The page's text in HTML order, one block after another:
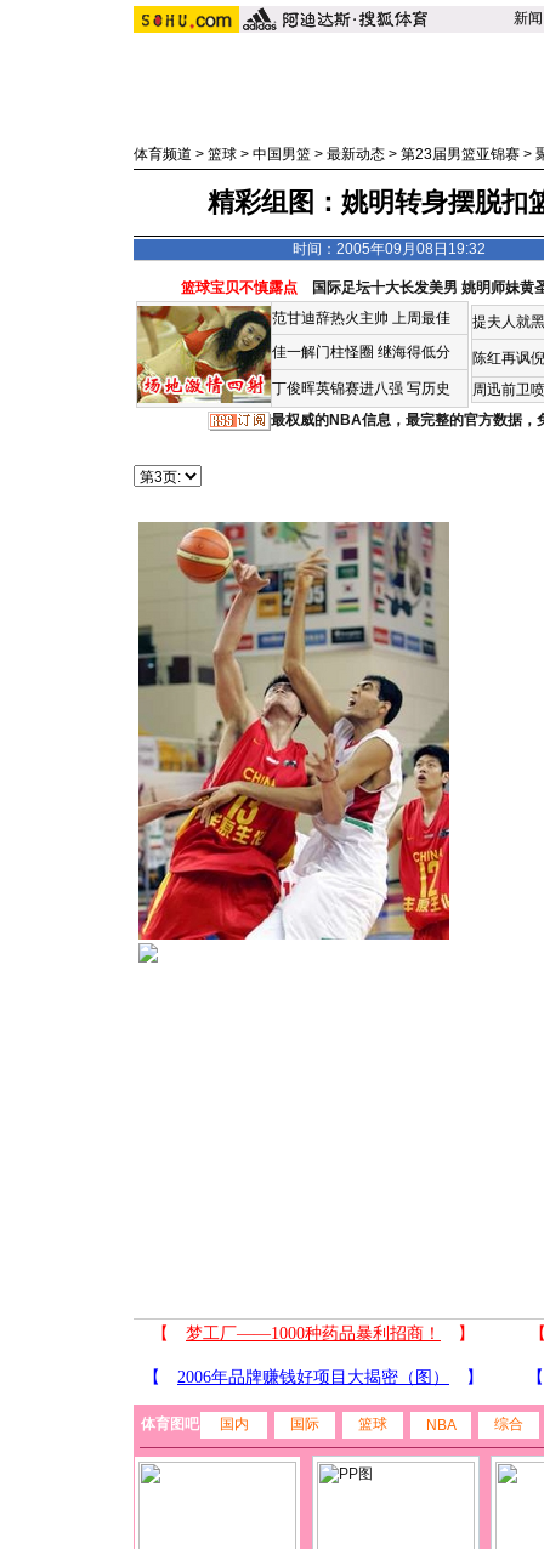
新闻
体育频道 > 篮球 > 中国男篮 > 最新动态 > 第23届男篮亚锦赛 >
精彩组图：姚明转身摆脱扣
时间：2005年09月08日19:32
篮球宝贝不慎露点 国际足坛十大长发美男 姚明师妹黄
范甘迪辞热火主帅 上周最佳
佳一解门柱怪圈 继海得低分
丁俊晖英锦赛进八强 写历史
提夫人就
陈红再讽
周迅前卫
最权威的NBA信息，最完整的官方数据，
体育图吧 国内 国际 篮球 NBA 综合